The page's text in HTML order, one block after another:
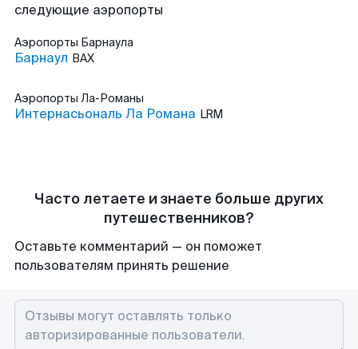
следующие аэропорты
Аэропорты Барнаула
Барнаул BAX
Аэропорты Ла-Романы
Интернасьональ Ла Романа LRM
Часто летаете и знаете больше других
путешественников?
Оставьте комментарий — он поможет
пользователям принять решение